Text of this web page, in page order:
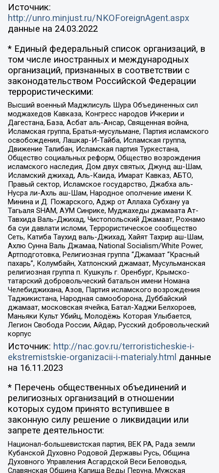
Источник:
http://unro.minjust.ru/NKOForeignAgent.aspx
данные на 24.03.2022
* Единый федеральный список организаций, в
том числе иностранных и международных
организаций, признанных в соответствии с
законодательством Российской Федерации
террористическими:
Высший военный Маджлисуль Шура Объединенных сил
моджахедов Кавказа, Конгресс народов Ичкерии и
Дагестана, База, Асбат аль-Ансар, Священная война,
Исламская группа, Братья-мусульмане, Партия исламского
освобождения, Лашкар-И-Тайба, Исламская группа,
Движение Талибан, Исламская партия Туркестана,
Общество социальных реформ, Общество возрождения
исламского наследия, Дом двух святых, Джунд аш-Шам,
Исламский джихад, Аль-Каида, Имарат Кавказ, АБТО,
Правый сектор, Исламское государство, Джабха аль-
Нусра ли-Ахль аш-Шам, Народное ополчение имени К.
Минина и Д. Пожарского, Аджр от Аллаха Субхану уа
Тагьаля SHAM, АУМ Синрике, Муджахеды джамаата Ат-
Тавхида Валь-Джихад, Чистопольский Джамаат, Рохнамо
ба суи давлати исломи, Террористическое сообщество
Сеть, Катиба Таухид валь-Джихад, Хайят Тахрир аш-Шам,
Ахлю Сунна Валь Джамаа, National Socialism/White Power,
Артподготовка, Религиозная группа “Джамаат “Красный
пахарь”, Колумбайн, Хатлонский джамаат, Мусульманская
религиозная группа п. Кушкуль г. Оренбург, Крымско-
татарский добровольческий батальон имени Номана
Челебиджихана, Азов, Партия исламского возрождения
Таджикистана, Народная самооборона, Дуббайский
джамаат, московская ячейка, Батал-Хаджи Белхороев,
Маньяки Культ Убийц, Молодёжь Которая Улыбается,
Легион Свобода России, Айдар, Русский добровольческий
корпус
Источник: http://nac.gov.ru/terroristicheskie-i-
ekstremistskie-organizacii-i-materialy.html данные
на 16.11.2023
* Перечень общественных объединений и
религиозных организаций в отношении
которых судом принято вступившее в
законную силу решение о ликвидации или
запрете деятельности:
Национал-большевистская партия, ВЕК РА, Рада земли
Кубанской Духовно Родовой Державы Русь, Община
Духовного Управления Асгардской Веси Беловодья,
Славянская Община Капища Веды Перуна, Мужская